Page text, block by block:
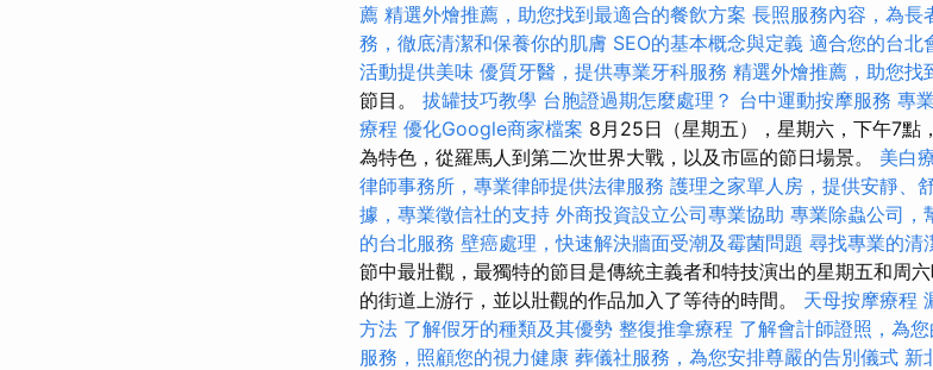
薦 精選外燴推薦，助您找到最適合的餐飲方案 長照服務內容，為長
務，徹底清潔和保養你的肌膚 SEO的基本概念與定義 適合您的台北
活動提供美味 優質牙醫，提供專業牙科服務 精選外燴推薦，助您找
節目。 拔罐技巧教學 台胞證過期怎麼處理？ 台中運動按摩服務 專
療程 優化Google商家檔案 8月25日（星期五），星期六，下午7點
為特色，從羅馬人到第二次世界大戰，以及市區的節日場景。 美白
律師事務所，專業律師提供法律服務 護理之家單人房，提供安靜、
據，專業徵信社的支持 外商投資設立公司專業協助 專業除蟲公司，
的台北服務 壁癌處理，快速解決牆面受潮及霉菌問題 尋找專業的清
節中最壯觀，最獨特的節目是傳統主義者和特技演出的星期五和周
的街道上游行，並以壯觀的作品加入了等待的時間。 天母按摩療程
方法 了解假牙的種類及其優勢 整復推拿療程 了解會計師證照，為
服務，照顧您的視力健康 葬儀社服務，為您安排尊嚴的告別儀式 新